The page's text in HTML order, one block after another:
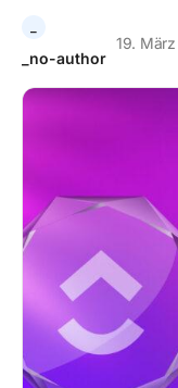
_no-author
19.